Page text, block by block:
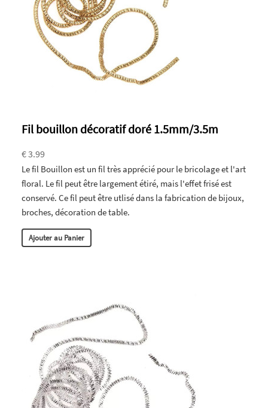
Fil bouillon décoratif doré 1.5mm/3.5m
€ 3.99
Le fil Bouillon est un fil très apprécié pour le bricolage et l'art
floral. Le fil peut être largement étiré, mais l'effet frisé est
conservé. Ce fil peut être utlisé dans la fabrication de bijoux,
broches, décoration de table.
Ajouter au Panier